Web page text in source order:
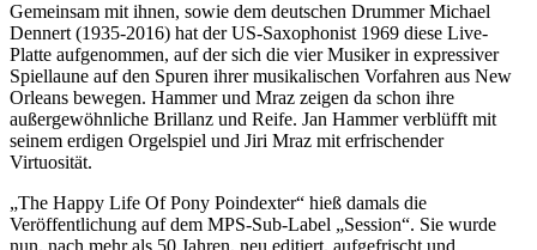
Gemeinsam mit ihnen, sowie dem deutschen Drummer Michael
Dennert (1935-2016) hat der US-Saxophonist 1969 diese Live-
Platte aufgenommen, auf der sich die vier Musiker in expressiver
Spiellaune auf den Spuren ihrer musikalischen Vorfahren aus New
Orleans bewegen. Hammer und Mraz zeigen da schon ihre
außergewöhnliche Brillanz und Reife. Jan Hammer verblüfft mit
seinem erdigen Orgelspiel und Jiri Mraz mit erfrischender
Virtuosität.
„The Happy Life Of Pony Poindexter“ hieß damals die
Veröffentlichung auf dem MPS-Sub-Label „Session“. Sie wurde